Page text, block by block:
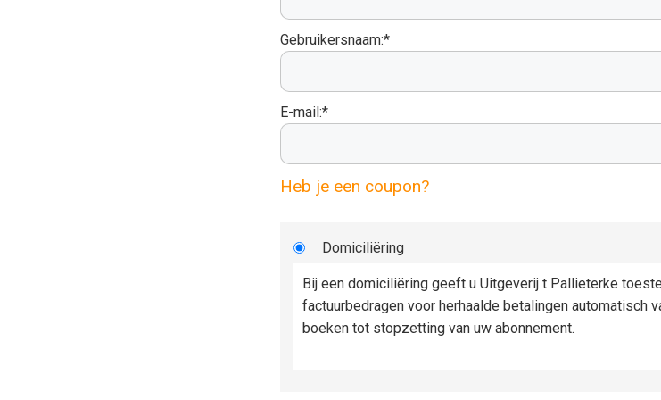
Gebruikersnaam:*
E-mail:*
Heb je een coupon?
Domiciliëring
Bij een domiciliëring geeft u Uitgeverij t Pallieterke
factuurbedragen voor herhaalde betalingen automatisch
boeken tot stopzetting van uw abonnement.